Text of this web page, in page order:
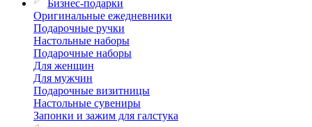
Бизнес-подарки
Оригинальные ежедневники
Подарочные ручки
Настольные наборы
Подарочные наборы
Для женщин
Для мужчин
Подарочные визитницы
Настольные сувениры
Запонки и зажим для галстука